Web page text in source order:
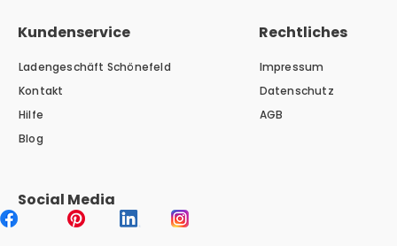
Kundenservice
Ladengeschäft Schönefeld
Kontakt
Hilfe
Blog
Rechtliches
Impressum
Datenschutz
AGB
Social Media